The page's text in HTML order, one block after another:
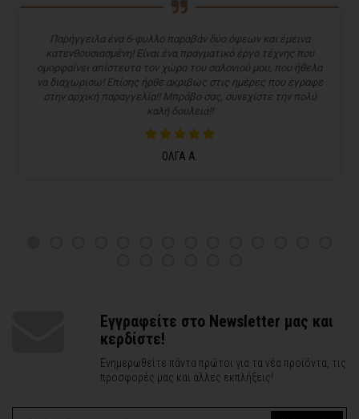
Παρήγγειλα ένα 6-φυλλο παραβάν δύο όψεων και έμεινα
κατενθουσιασμένη! Είναι ένα πραγματικό έργο τέχνης που
ομορφαίνει απίστευτα τον χώρο του σαλονιού μου, που ήθελα
να διαχωρίσω! Επίσης ήρθε ακριβώς στις ημέρες που έγραφε
στην αρχική παραγγελία!! Μπράβο σας, συνεχίστε την πολύ
καλή δουλειά!!
ΟΛΓΑ Α.
Εγγραφείτε στο Newsletter μας και
κερδίστε!
Ενημερωθείτε πάντα πρώτοι για τα νέα προϊόντα, τις
προσφορές μας και άλλες εκπλήξεις!